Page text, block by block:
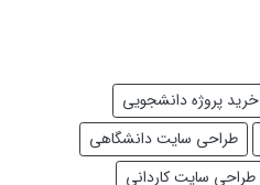
خرید پروژه دانشجویی
طراحی سایت دانشگاهی
طراحی سایت کاردانی